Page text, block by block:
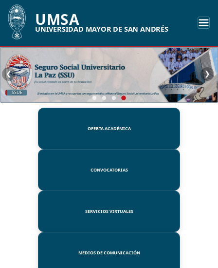
UMSA
UNIVERSIDAD MAYOR DE SAN ANDRÉS
SSUE
❮ ❯
OFERTA ACADÉMICA
CONVOCATORIAS
SERVICIOS VIRTUALES
MEDIOS DE COMUNICACIÓN